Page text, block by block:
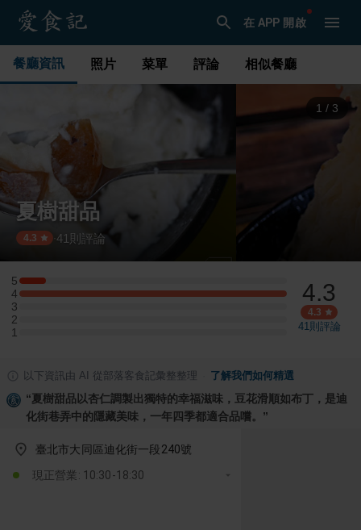
在 APP 開啟
餐廳資訊 照片 菜單 評論 相似餐廳
1 / 3
夏樹甜品
4.3 41 則評論
5
5 星：1 則評論
4
4 星：10 則評論
3
3 星：0 則評論
2
2 星：0 則評論
1
1 星：0 則評論
4.3
4.3
41則評論
以下資訊由 AI 從部落客食記彙整整理 了解我們如何精選
“夏樹甜品以杏仁調製出獨特的幸福滋味，豆花滑順如布丁，是迪
化街巷弄中的隱藏美味，一年四季都適合品嚐。 ”
臺北市大同區迪化街一段240號
現正營業: 10:30-18:30